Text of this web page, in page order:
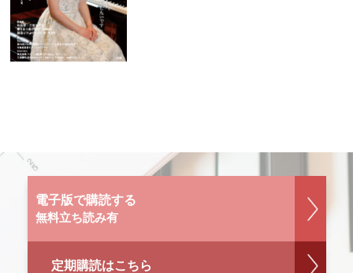
電子版で購読する
無料立ち読み有
定期購読はこちら